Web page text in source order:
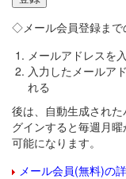
◇メール会員登録まで
メールアドレスを
入力したメールア
れる
後は、自動生成され
グインすると毎週月
可能になります。
メール会員(無料)の